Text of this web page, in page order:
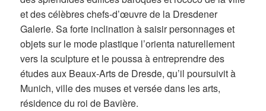
et des célèbres chefs-d’œuvre de la Dresdener
Galerie. Sa forte inclination à saisir personnages et
objets sur le mode plastique l’orienta naturellement
vers la sculpture et le poussa à entreprendre des
études aux Beaux-Arts de Dresde, qu’il poursuivit à
Munich, ville des muses et versée dans les arts,
résidence du roi de Bavière.